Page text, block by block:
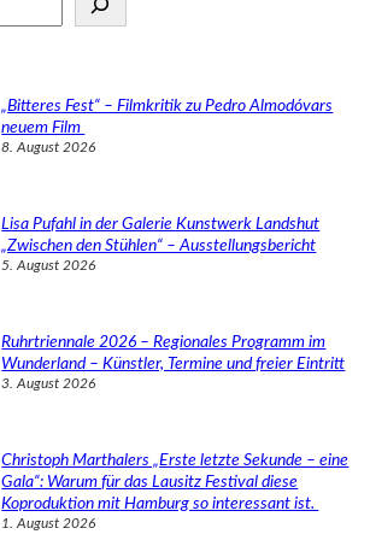
„Bitteres Fest“ – Filmkritik zu Pedro Almodóvars
neuem Film
8. August 2026
Lisa Pufahl in der Galerie Kunstwerk Landshut
„Zwischen den Stühlen“ – Ausstellungsbericht
5. August 2026
Ruhrtriennale 2026 – Regionales Programm im
Wunderland – Künstler, Termine und freier Eintritt
3. August 2026
Christoph Marthalers „Erste letzte Sekunde – eine
Gala“: Warum für das Lausitz Festival diese
Koproduktion mit Hamburg so interessant ist.
1. August 2026